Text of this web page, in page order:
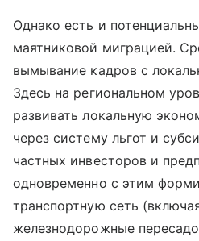
Однако есть и
маятниковой миграцией.
вымывание кадров с
Здесь на региональном
развивать локальную
через систему льгот и
частных инвесторов и
одновременно с этим
транспортную сеть
железнодорожные